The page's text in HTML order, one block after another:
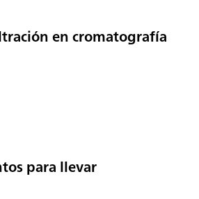
en cromatografía
para llevar